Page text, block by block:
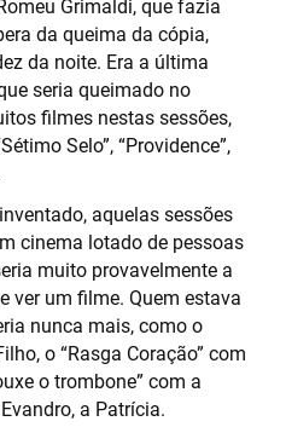
Grimaldi, que fazia
da queima da cópia,
da noite. Era a última
seria queimado no
filmes nestas sessões,
Selo”, “Providence”,
aquelas sessões
cinema lotado de pessoas
muito provavelmente a
ver um filme. Quem estava
nunca mais, como o
o “Rasga Coração” com
o trombone” com a
a Patrícia.